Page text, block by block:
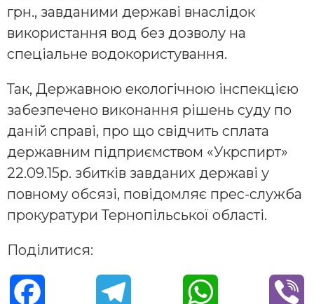
грн., завданими державі внаслідок
використання вод без дозволу на
спеціальне водокористування.
Так, Державною екологічною інспекцією
забезпечено виконання рішень суду по
даній справі, про що свідчить сплата
державним підприємством «Укрспирт»
22.09.15р. збитків завданих державі у
повному обсязі, повідомляє прес-служба
прокуратури Тернопільської області.
Поділитися: